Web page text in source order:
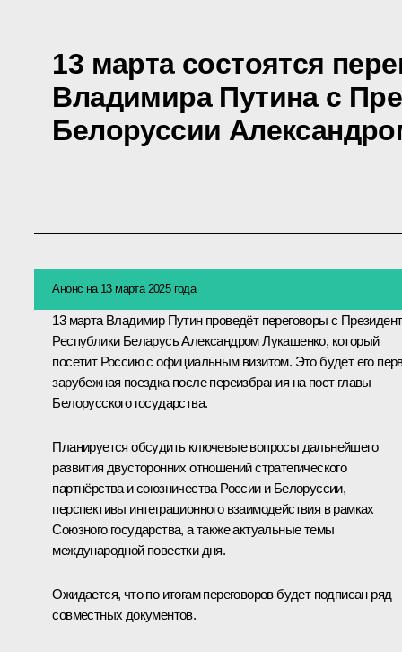
13 марта состоятся
Владимира Путина с
Белоруссии
Анонс на 13 марта 2025 года
13 марта Владимир Путин проведёт переговоры с
Республики БеларусьАлександром Лукашенко, который
посетит Россию с официальным визитом. Это будет его
зарубежная поездка после переизбрания на пост главы
Белорусского государства.
Планируется обсудить ключевые вопросы дальнейшего
развития двусторонних отношений стратегического
партнёрства и союзничества России и Белоруссии,
перспективы интеграционного взаимодействия в рамках
Союзного государства, а также актуальные темы
международной повестки дня.
Ожидается, что по итогам переговоров будет подписан ряд
совместных документов.